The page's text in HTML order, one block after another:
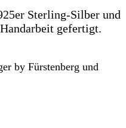
Sterling-Silber und
gefertigt.
by Fürstenberg und